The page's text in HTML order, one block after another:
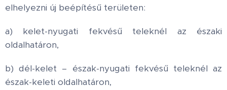
elhelyezni új beépítésű területen:
a) kelet-nyugati fekvésű teleknél az északi
oldalhatáron,
b) dél-kelet – észak-nyugati fekvésű teleknél az
észak-keleti oldalhatáron,